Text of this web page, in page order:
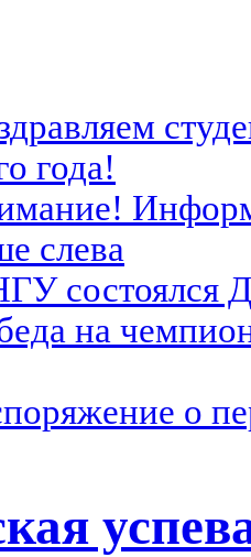
года!
слева
состоялся
на
о